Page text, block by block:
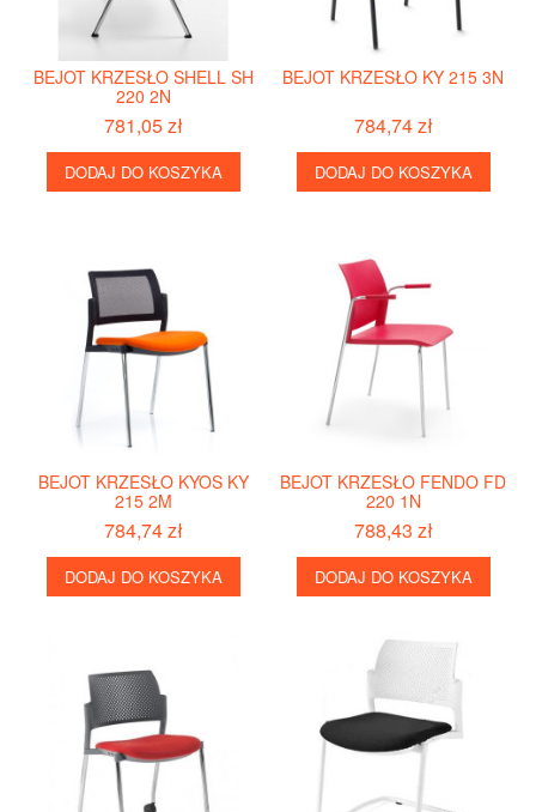
BEJOT KRZESŁO SHELL SH
220 2N
781,05 zł
DODAJ DO KOSZYKA
BEJOT KRZESŁO KY 215 3N
784,74 zł
DODAJ DO KOSZYKA
BEJOT KRZESŁO KYOS KY
215 2M
784,74 zł
DODAJ DO KOSZYKA
BEJOT KRZESŁO FENDO FD
220 1N
788,43 zł
DODAJ DO KOSZYKA